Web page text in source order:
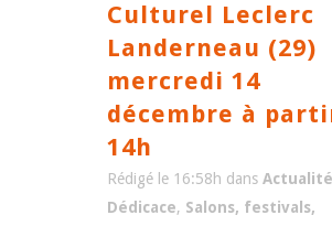
Culturel Leclerc
Landerneau (29)
mercredi 14
décembre à
14h
Rédigé le 16:58h dans Actualité
Dédicace, Salons, festivals,